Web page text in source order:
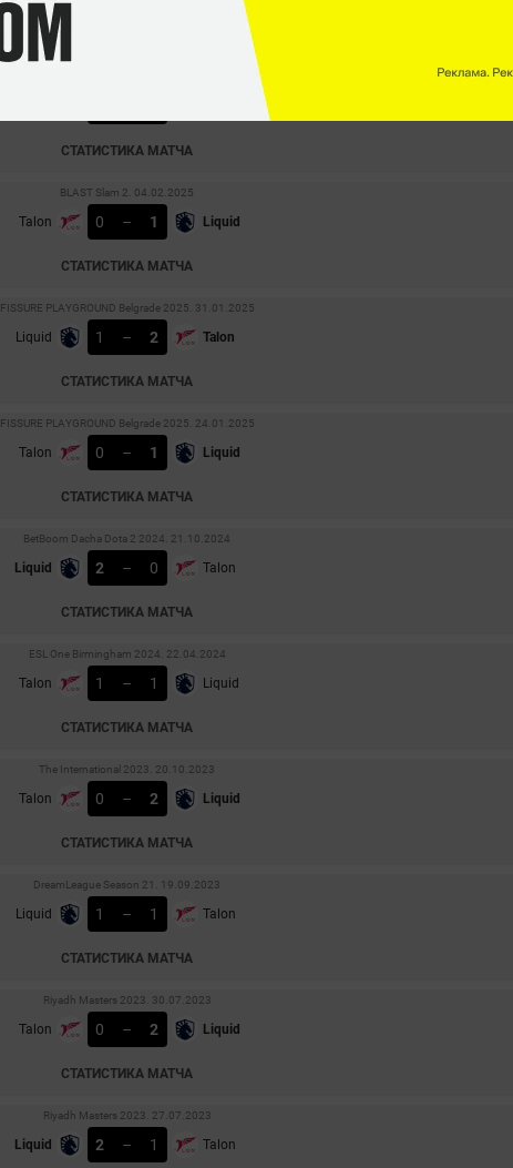
СТАТИСТИКА МАТЧА
BLAST Slam 2. 04.02.2025
Talon 0 – 1 Liquid
СТАТИСТИКА МАТЧА
FISSURE PLAYGROUND Belgrade 2025. 31.01.2025
Liquid 1 – 2 Talon
СТАТИСТИКА МАТЧА
FISSURE PLAYGROUND Belgrade 2025. 24.01.2025
Talon 0 – 1 Liquid
СТАТИСТИКА МАТЧА
BetBoom Dacha Dota 2 2024. 21.10.2024
Liquid 2 – 0 Talon
СТАТИСТИКА МАТЧА
ESL One Birmingham 2024. 22.04.2024
Talon 1 – 1 Liquid
СТАТИСТИКА МАТЧА
The International 2023. 20.10.2023
Talon 0 – 2 Liquid
СТАТИСТИКА МАТЧА
DreamLeague Season 21. 19.09.2023
Liquid 1 – 1 Talon
СТАТИСТИКА МАТЧА
Riyadh Masters 2023. 30.07.2023
Talon 0 – 2 Liquid
СТАТИСТИКА МАТЧА
Riyadh Masters 2023. 27.07.2023
Liquid 2 – 1 Talon